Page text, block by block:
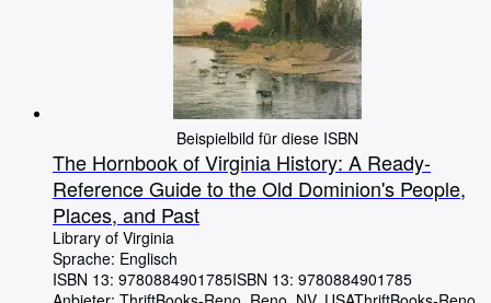
Beispielbild für diese ISBN
The Hornbook of Virginia History: A Ready-
Reference Guide to the Old Dominion's People,
Places, and Past
Library of Virginia
Sprache: Englisch
ISBN 13: 9780884901785ISBN 13: 9780884901785